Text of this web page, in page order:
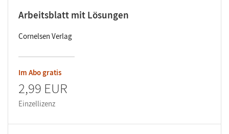
Arbeitsblatt mit Lösungen
Cornelsen Verlag
Im Abo gratis
2,99 EUR
Einzellizenz